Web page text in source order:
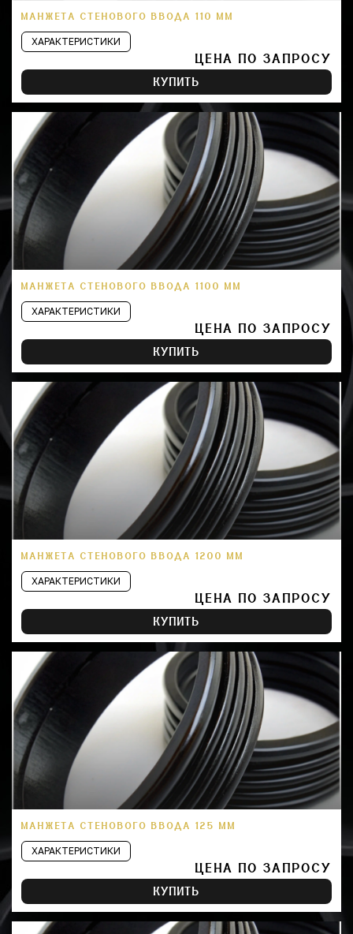
МАНЖЕТА СТЕНОВОГО ВВОДА 110 ММ
ХАРАКТЕРИСТИКИ
ЦЕНА ПО ЗАПРОСУ
КУПИТЬ
МАНЖЕТА СТЕНОВОГО ВВОДА 1100 ММ
ХАРАКТЕРИСТИКИ
ЦЕНА ПО ЗАПРОСУ
КУПИТЬ
МАНЖЕТА СТЕНОВОГО ВВОДА 1200 ММ
ХАРАКТЕРИСТИКИ
ЦЕНА ПО ЗАПРОСУ
КУПИТЬ
МАНЖЕТА СТЕНОВОГО ВВОДА 125 ММ
ХАРАКТЕРИСТИКИ
ЦЕНА ПО ЗАПРОСУ
КУПИТЬ